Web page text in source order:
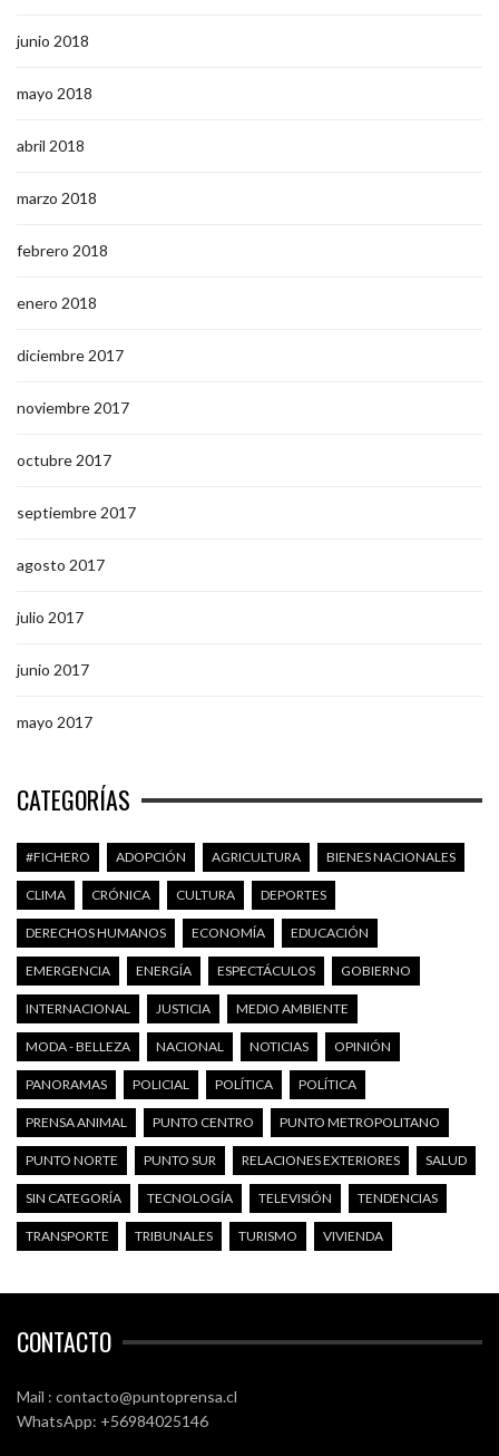
junio 2018
mayo 2018
abril 2018
marzo 2018
febrero 2018
enero 2018
diciembre 2017
noviembre 2017
octubre 2017
septiembre 2017
agosto 2017
julio 2017
junio 2017
mayo 2017
CATEGORÍAS
#FICHERO ADOPCIÓN AGRICULTURA BIENES NACIONALES
CLIMA CRÓNICA CULTURA DEPORTES
DERECHOS HUMANOS ECONOMÍA EDUCACIÓN
EMERGENCIA ENERGÍA ESPECTÁCULOS GOBIERNO
INTERNACIONAL JUSTICIA MEDIO AMBIENTE
MODA - BELLEZA NACIONAL NOTICIAS OPINIÓN
PANORAMAS POLICIAL POLÍTICA POLÍTICA
PRENSA ANIMAL PUNTO CENTRO PUNTO METROPOLITANO
PUNTO NORTE PUNTO SUR RELACIONES EXTERIORES SALUD
SIN CATEGORÍA TECNOLOGÍA TELEVISIÓN TENDENCIAS
TRANSPORTE TRIBUNALES TURISMO VIVIENDA
CONTACTO
Mail : contacto@puntoprensa.cl
WhatsApp: +56984025146